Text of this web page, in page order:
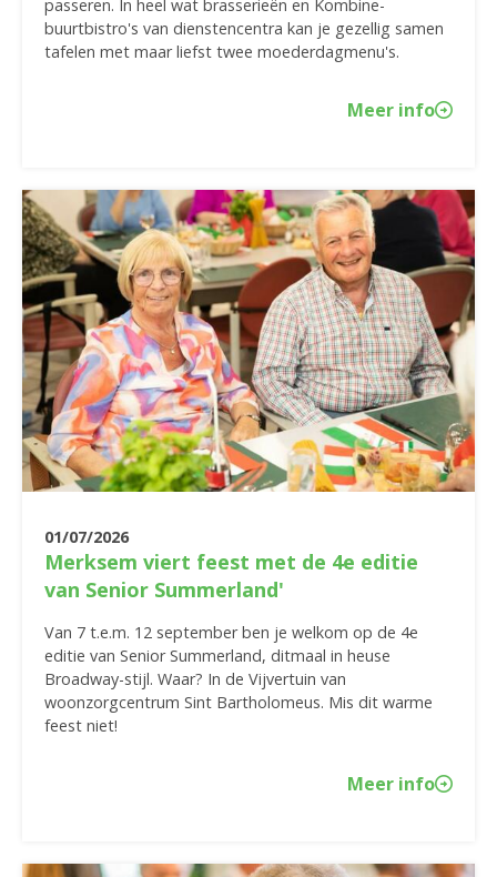
passeren. In heel wat brasserieën en Kombine-
buurtbistro's van dienstencentra kan je gezellig samen
tafelen met maar liefst twee moederdagmenu's.
Meer info
01/07/2026
Merksem viert feest met de 4e editie
van Senior Summerland'
Van 7 t.e.m. 12 september ben je welkom op de 4e
editie van Senior Summerland, ditmaal in heuse
Broadway-stijl. Waar? In de Vijvertuin van
woonzorgcentrum Sint Bartholomeus. Mis dit warme
feest niet!
Meer info